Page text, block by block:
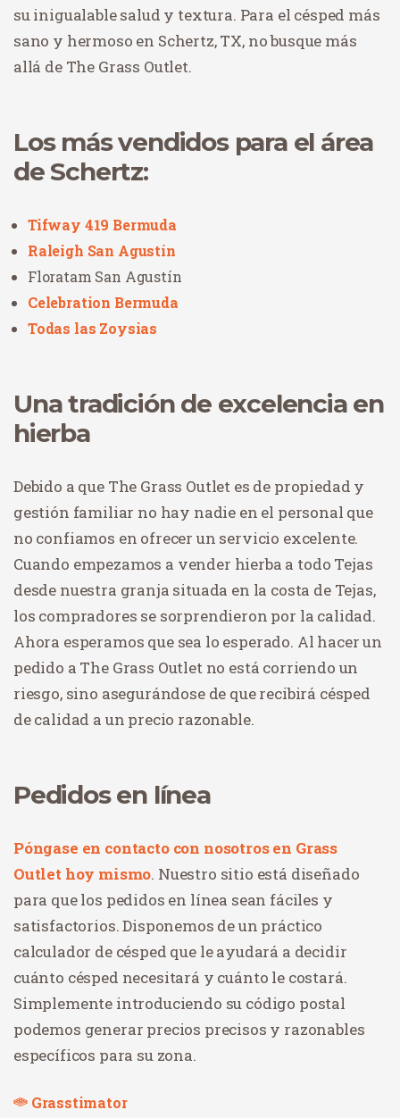
su inigualable salud y textura. Para el césped más
sano y hermoso en Schertz, TX, no busque más
allá de The Grass Outlet.
Los más vendidos para el área
de Schertz:
Tifway 419 Bermuda
Raleigh San Agustín
Floratam San Agustín
Celebration Bermuda
Todas las Zoysias
Una tradición de excelencia en
hierba
Debido a que The Grass Outlet es de propiedad y
gestión familiar no hay nadie en el personal que
no confiamos en ofrecer un servicio excelente.
Cuando empezamos a vender hierba a todo Tejas
desde nuestra granja situada en la costa de Tejas,
los compradores se sorprendieron por la calidad.
Ahora esperamos que sea lo esperado. Al hacer un
pedido a The Grass Outlet no está corriendo un
riesgo, sino asegurándose de que recibirá césped
de calidad a un precio razonable.
Pedidos en línea
Póngase en contacto con nosotros en Grass
Outlet hoy mismo. Nuestro sitio está diseñado
para que los pedidos en línea sean fáciles y
satisfactorios. Disponemos de un práctico
calculador de césped que le ayudará a decidir
cuánto césped necesitará y cuánto le costará.
Simplemente introduciendo su código postal
podemos generar precios precisos y razonables
específicos para su zona.
Grasstimator